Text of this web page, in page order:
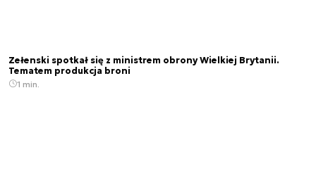
Zełenski spotkał się z ministrem obrony Wielkiej Brytanii.
Tematem produkcja broni
1 min.